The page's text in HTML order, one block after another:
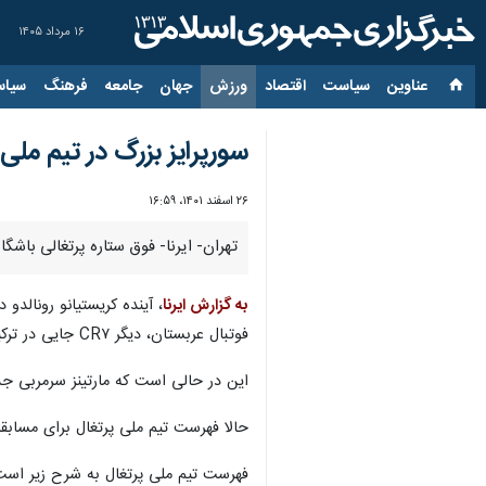
۱۶ مرداد ۱۴۰۵
عناوین‌ سیاست اقتصاد ورزش جهان جامعه فرهنگ
سورپرایز بزرگ در تیم
۲۶ اسفند ۱۴۰۱، ۱۶:۵۹
تهران- ایرنا- فوق ستاره پرتغالی
به گزارش ایرنا، آینده کریستیانو
فوتبال عربستان، دیگر CR۷ جایی در ترکیب تیم ملی ندارد.
این در حالی است که مارتینز سرمربی
حالا فهرست تیم ملی پرتغال برای مسابقات مقدماتی یورو ۲۰۲۴ در شرایطی اعلام شد که نام رونالدو هم به چشم
فهرست تیم ملی پرتغال به شرح زیر